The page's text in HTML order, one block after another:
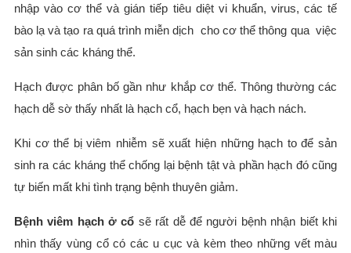
nhập vào cơ thể và gián tiếp tiêu diệt vi khuẩn, virus, các tế
bào lạ và tạo ra quá trình miễn dịch cho cơ thể thông qua việc
sản sinh các kháng thể.
Hạch được phân bố gần như khắp cơ thể. Thông thường các
hạch dễ sờ thấy nhất là hạch cổ, hạch bẹn và hạch nách.
Khi cơ thể bị viêm nhiễm sẽ xuất hiện những hạch to để sản
sinh ra các kháng thể chống lại bệnh tật và phần hạch đó cũng
tự biến mất khi tình trạng bệnh thuyên giảm.
Bệnh viêm hạch ở cổ sẽ rất dễ để người bệnh nhận biết khi
nhìn thấy vùng cổ có các u cục và kèm theo những vết màu